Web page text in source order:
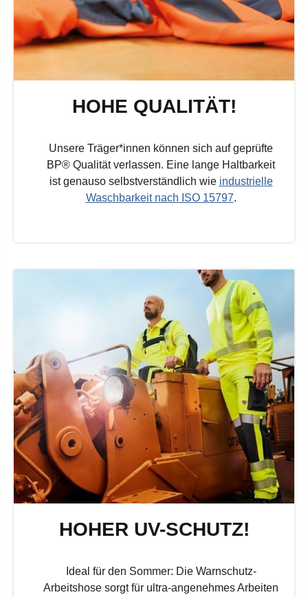
HOHE QUALITÄT!
Unsere Träger*innen können sich auf geprüfte
BP® Qualität verlassen. Eine lange Haltbarkeit
ist genauso selbstverständlich wie industrielle
Waschbarkeit nach ISO 15797.
HOHER UV-SCHUTZ!
Ideal für den Sommer: Die Warnschutz-
Arbeitshose sorgt für ultra-angenehmes Arbeiten